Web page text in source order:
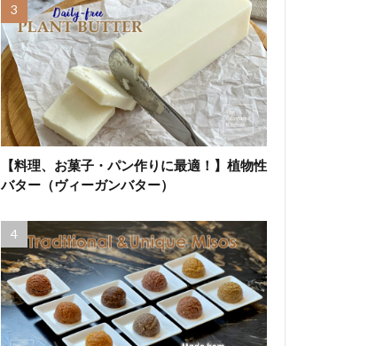
【料理、お菓子・パン作りに最適！】植物性
バター（ヴィーガンバター）